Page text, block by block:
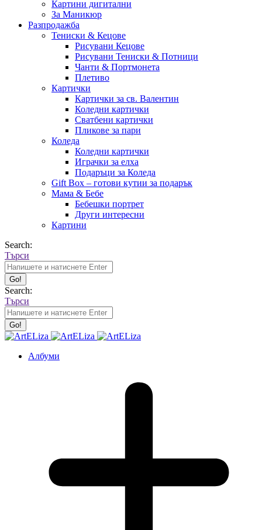
Картини дигитални
За Маникюр
Разпродажба
Тениски & Кецове
Рисувани Кецове
Рисувани Тениски & Потници
Чанти & Портмонета
Плетиво
Картички
Картички за св. Валентин
Коледни картички
Сватбени картички
Пликове за пари
Коледа
Коледни картички
Играчки за елха
Подаръци за Коледа
Gift Box – готови кутии за подарък
Мама & Бебе
Бебешки портрет
Други интересни
Картини
Search:
Търси
Search:
Търси
Албуми